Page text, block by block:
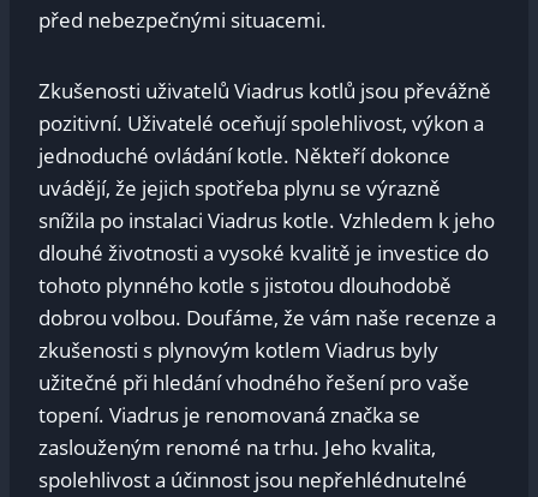
před nebezpečnými situacemi.
Zkušenosti uživatelů Viadrus kotlů jsou převážně
pozitivní. Uživatelé oceňují spolehlivost, výkon a
jednoduché ovládání kotle. Někteří dokonce
uvádějí, že jejich spotřeba plynu se výrazně
snížila po instalaci Viadrus kotle. Vzhledem k jeho
dlouhé životnosti a vysoké kvalitě je investice do
tohoto plynného kotle s jistotou dlouhodobě
dobrou volbou. Doufáme, že vám naše recenze a
zkušenosti s plynovým kotlem Viadrus byly
užitečné při hledání vhodného řešení pro vaše
topení. Viadrus je renomovaná značka se
zaslouženým renomé na trhu. Jeho kvalita,
spolehlivost a účinnost jsou nepřehlédnutelné